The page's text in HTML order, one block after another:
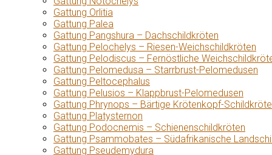
Gattung Orlitia
Gattung Palea
Gattung Pangshura – Dachschildkröten
Gattung Pelochelys – Riesen-Weichschildkröten
Gattung Pelodiscus – Fernöstliche
Gattung Pelomedusa – Starrbrust-Pelomedusen
Gattung Peltocephalus
Gattung Pelusios – Klappbrust-Pelomedusen
Gattung Phrynops – Bärtige Krötenkopf-
Gattung Platysternon
Gattung Podocnemis – Schienenschildkröten
Gattung Psammobates – Südafrikanische
Gattung Pseudemydura